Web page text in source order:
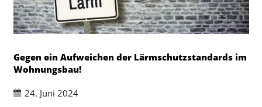
Gegen ein Aufweichen der Lärmschutzstandards im
Wohnungsbau!
24. Juni 2024